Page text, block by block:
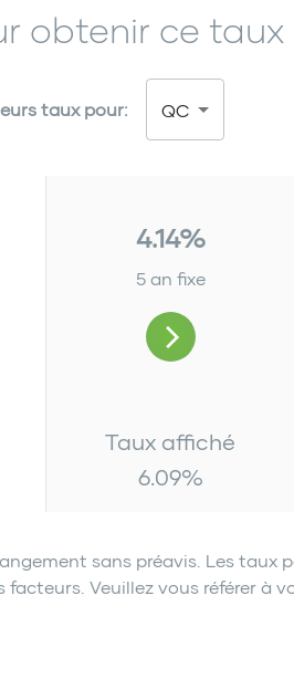
obtenir ce taux
taux pour: QC
4.14%
5 an fixe
Taux affiché
6.09%
sans préavis. Les taux
Veuillez vous référer à